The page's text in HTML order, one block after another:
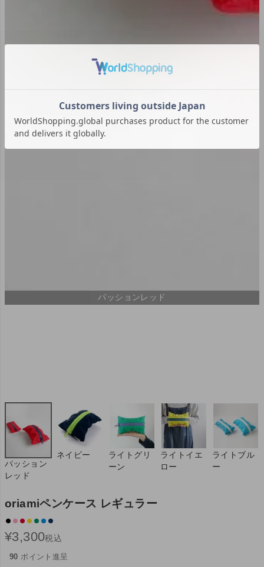
パッションレッド
パッション
レッド
ネイビー
ライトグリ
ーン
ライトイエ
ロー
ライトブル
ー
oriamiペンケース レギュラー
¥3,300税込
90 ポイント進呈